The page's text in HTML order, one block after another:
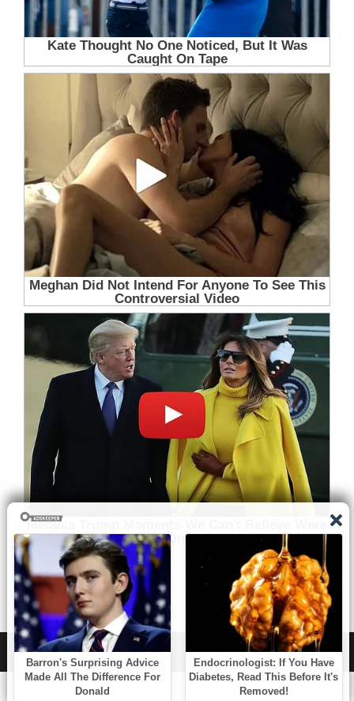
WordPress |Theme:NewsAnchorby aThemes.